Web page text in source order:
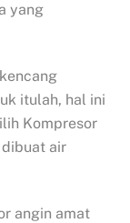
yang
itulah, hal ini
Kompresor
air
angin amat